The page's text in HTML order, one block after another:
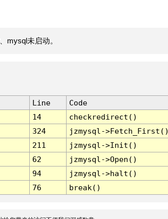
mysql未启动。
Line
Code
14
checkredirect()
324
jzmysql-
211
jzmysql->Init()
62
jzmysql->Open()
94
jzmysql->halt()
76 break()